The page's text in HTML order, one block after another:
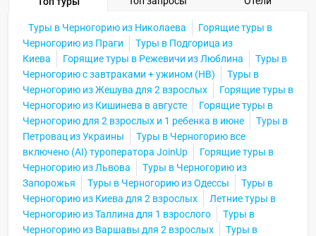
СВЕРНУТЬ
Туры в Черногорию из Николаева
Горящие туры в
Черногорию из Праги
Туры в Подгорица из
Киева
Горящие туры в Режевичи из Люблина
Туры в
Черногорию с завтраками + ужином (HB)
Туры в
Черногорию из Жешува для 2 взрослых
Горящие туры в
Черногорию из Кишинева в августе
Горящие туры в
Черногорию для 2 взрослых и 1 ребенка в июне
Туры в
Петровац из Украины
Туры в Черногорию все
включено (AI) туроператора JoinUp
Горящие туры в
Черногорию из Львова
Туры в Черногорию из
Запорожья
Туры в Черногорию из Одессы
Туры в
Черногорию из Киева для 2 взрослых
Летние туры в
Черногорию из Таллина для 1 взрослого
Туры в
Черногорию из Варшавы для 2 взрослых
Туры в